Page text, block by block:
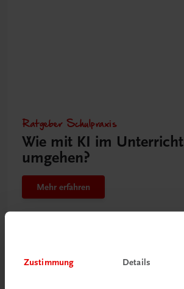
Zustimmung Details
Ratgeber Schulpraxis
Wie mit KI im Unterricht
umgehen?
Mehr erfahren